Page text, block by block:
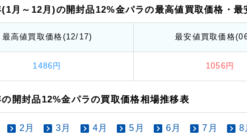
月～12月)の開封品12%金パラの最高値買取価格 ・
最高値買取価格(12/17) 最安値買取価格
1486円 1056円
開封品12%金パラの買取価格相場推移表
2月 3月 4月 5月 6月 7月 8